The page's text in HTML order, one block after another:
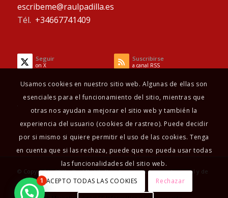
escribeme@raulpadilla.es
Tél. +34667741409
Seguir
on X
Suscribirse
a canal RSS
© Copyright - 2025 - Raul Padilla Psicoterapeuta, terapeuta sexual y de
pareja
Usamos cookies en nuestro sitio web. Algunas de ellas son
esenciales para el funcionamiento del sitio, mientras que
otras nos ayudan a mejorar el sitio web y también la
experiencia del usuario (cookies de rastreo). Puede decidir
por si mismo si quiere permitir el uso de las cookies. Tenga
en cuenta que si las rechaza, puede que no pueda usar todas
las funcionalidades del sitio web.
ACEPTO TODAS LAS COOKIES Rechazar
1